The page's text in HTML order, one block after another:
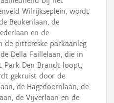
Wilrijkseplein, wordt
Beukenlaan, de
en de
de pittoreske parkaanleg
Della Faillelaan, die in
Park Den Brandt loopt,
gekruist door de
de Hagedoornlaan, de
de Vijverlaan en de